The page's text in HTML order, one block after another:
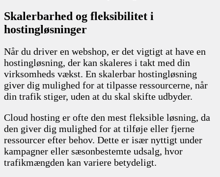
Skalerbarhed og fleksibilitet i
hostingløsninger
Når du driver en webshop, er det vigtigt at have en
hostingløsning, der kan skaleres i takt med din
virksomheds vækst. En skalerbar hostingløsning
giver dig mulighed for at tilpasse ressourcerne, når
din trafik stiger, uden at du skal skifte udbyder.
Cloud hosting er ofte den mest fleksible løsning, da
den giver dig mulighed for at tilføje eller fjerne
ressourcer efter behov. Dette er især nyttigt under
kampagner eller sæsonbestemte udsalg, hvor
trafikmængden kan variere betydeligt.